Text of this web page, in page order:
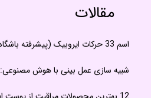
مقالات
اسم 33 حرکات ایروبیک (پیشرفته باشگاه) با فیلم و نکته
شبیه سازی عمل بینی با هوش مصنوعی: 3 بهترین برنامه و سایت آنلاین